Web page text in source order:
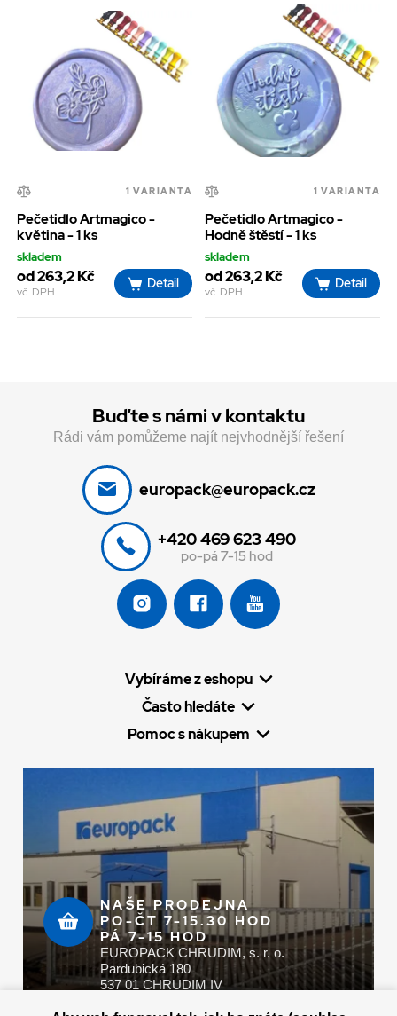
1 VARIANTA
Pečetidlo Artmagico -
květina - 1 ks
skladem
od 263,2 Kč
vč. DPH
Detail
1 VARIANTA
Pečetidlo Artmagico -
Hodně štěstí - 1 ks
skladem
od 263,2 Kč
vč. DPH
Detail
Buďte s námi v kontaktu
Rádi vám pomůžeme najít nejvhodnější řešení
europack@europack.cz
+420 469 623 490
po-pá 7-15 hod
Vybíráme z eshopu
Často hledáte
Pomoc s nákupem
NAŠE PRODEJNA
PO-ČT 7-15.30 HOD
PÁ 7-15 HOD
EUROPACK CHRUDIM, s. r. o.
Pardubická 180
537 01 CHRUDIM IV